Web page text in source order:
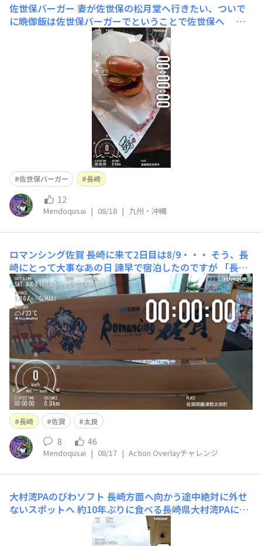
佐世保バーガー 妻が佐世保の松月堂へ行きたい、ついで
に晩御飯は佐世保バーガーでということで佐世保へ 佐
世保は次男が生まれる前・・・16年くらい前になるの
か・・・ 佐世保バーガーはものすごく美味しかった記憶
はあるのですが、さすがに当時はどの店で食べたか思い出
佐世保バーガー 長崎
12
Mendoqusai | 08/18 | 九州・沖縄
ロマンシング佐賀 長崎に来て2日目は8/9・・・ そう、長
崎にとって大事なあの日 諫早で宿泊したのですが 「長崎
市のほうは自由に動けないかもしれないよ」 という助言
を受け 妻とどうするか話していた時に思い出したのがこ
のTorqueStyleのご当地グルメ企画でゐちこさ
長崎 佐賀 太良
8 46
Mendoqusai | 08/17 | Action Overlayチャレンジ
大村湾PAのびわソフト 長崎方面へ向かう途中絶対に外せ
ないスポットへ 約10年ぶりに食べる長崎県大村湾PAにあ
る「びわソフト」 実は14年前に初めて食べたときも感動
してブログに書いてました（なんなら天候がやばいのも同